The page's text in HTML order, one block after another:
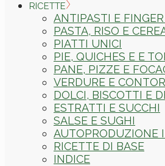
RICETTE
ANTIPASTI E
PASTA, RISO E
PIATTI UNICI
PIE, QUICHES E E
PANE, PIZZE E
VERDURE E
DOLCI, BISCOTTI E
ESTRATTI E SUCCHI
SALSE E SUGHI
AUTOPRODUZIONE
RICETTE DI BASE
INDICE